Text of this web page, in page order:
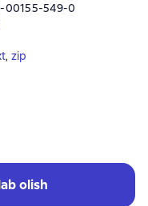
00155-549-0
, zip
olish